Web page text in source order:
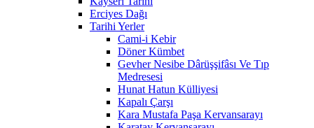
Erciyes Dağı
Tarihi Yerler
Cami-i Kebir
Döner Kümbet
Gevher Nesibe Dârüşşifâsı Ve Tıp
Medresesi
Hunat Hatun Külliyesi
Kapalı Çarşı
Kara Mustafa Paşa Kervansarayı